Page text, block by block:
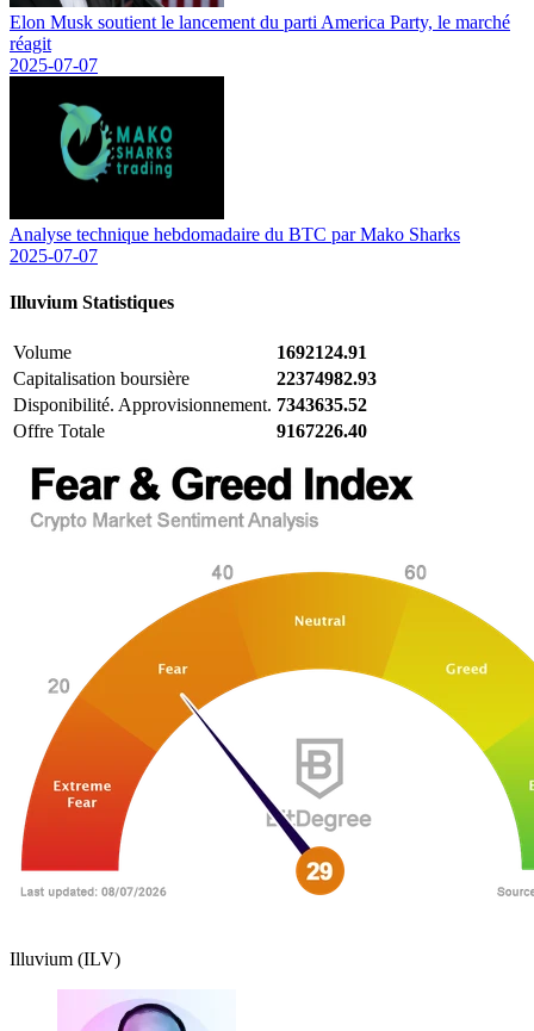
Elon Musk soutient le lancement du parti America Party, le marché
réagit
2025-07-07
Analyse technique hebdomadaire du BTC par Mako Sharks
2025-07-07
Illuvium Statistiques
Volume
1692124.91
Capitalisation boursière
22374982.93
Disponibilité. Approvisionnement. 7343635.52
Offre Totale
9167226.40
Illuvium (ILV)